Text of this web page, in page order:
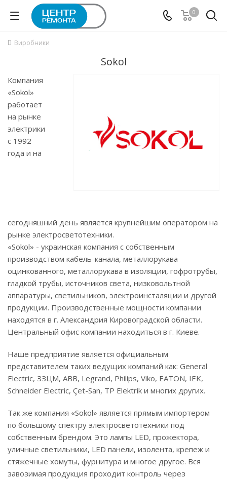
0
Виробники
Sokol
Компания
«Sokol»
работает
на рынке
электрики
с 1992
года и на
сегодняшний день является крупнейшим оператором на
рынке электросветотехники.
«Sokol» - украинская компания с собственным
производством кабель-канала, металлорукава
оцинкованного, металлорукава в изоляции, гофротрубы,
гладкой трубы, источников света, низковольтной
аппаратуры, светильников, электроинсталяции и другой
продукции. Производственные мощности компании
находятся в г. Александрия Кировоградской области.
Центральный офис компании находиться в г. Киеве.
Наше предприятие является официальным
представителем таких ведущих компаний как: General
Electric, ЗЗЦМ, ABB, Legrand, Philips, Viko, EATON, IEK,
Schneider Electric, Çet-San, TP Elektrik и многих других.
Так же компания «Sokol» является прямым импортером
по большому спектру электросветотехники под
собственным брендом. Это лампы LED, прожектора,
уличные светильники, LED панели, изолента, крепеж и
стяжечные хомуты, фурнитура и многое другое. Вся
завозимая продукция проходит контроль через